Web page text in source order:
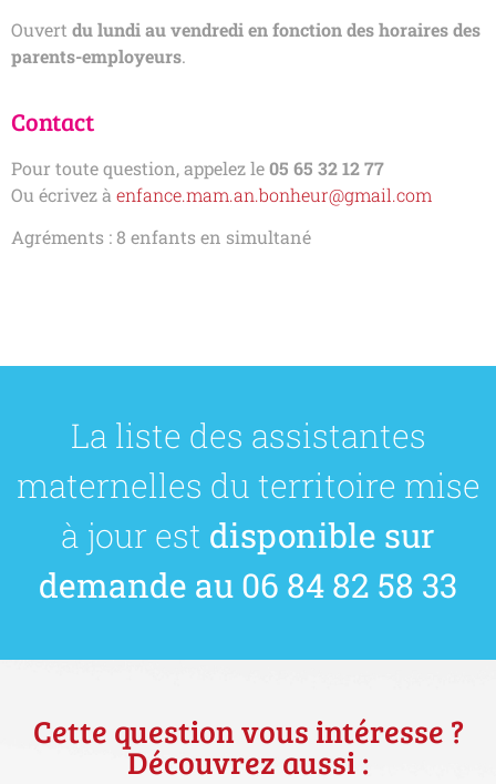
Ouvert du lundi au vendredi en fonction des horaires des
parents-employeurs.
Contact
Pour toute question, appelez le05 65 32 12 77
Ou écrivez à enfance.mam.an.bonheur@gmail.com
Agréments : 8 enfants en simultané
La liste des assistantes
maternelles du territoire mise
à jour est disponible sur
demande au 06 84 82 58 33
Cette question vous intéresse ?
Découvrez aussi :